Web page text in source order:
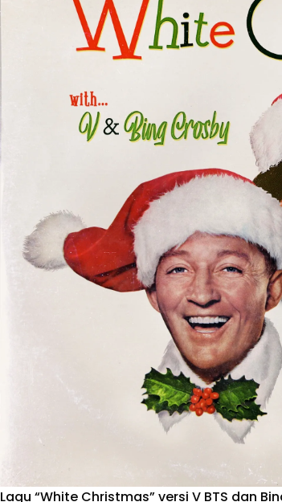
Lagu “White Christmas” versi V BTS dan